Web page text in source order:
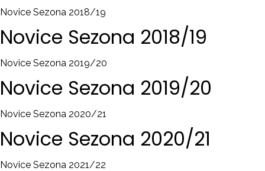
Novice Sezona 2018/19
Novice Sezona 2018/19
Novice Sezona 2019/20
Novice Sezona 2019/20
Novice Sezona 2020/21
Novice Sezona 2020/21
Novice Sezona 2021/22